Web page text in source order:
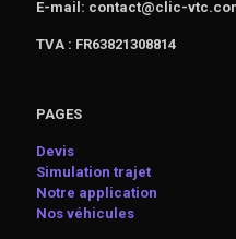
E-mail: contact@clic-
TVA : FR63821308814
PAGES
Devis
Simulation trajet
Notre application
Nos véhicules